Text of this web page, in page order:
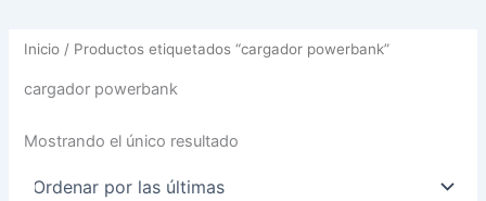
Inicio / Productos etiquetados “cargador powerbank”
cargador powerbank
Mostrando el único resultado